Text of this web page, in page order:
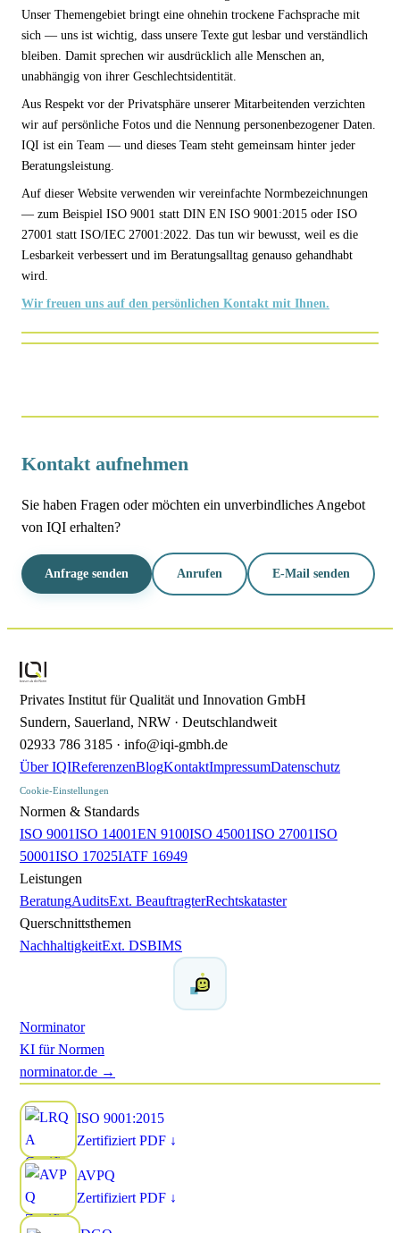
Unser Themengebiet bringt eine ohnehin trockene Fachsprache mit
sich — uns ist wichtig, dass unsere Texte gut lesbar und verständlich
bleiben. Damit sprechen wir ausdrücklich alle Menschen an,
unabhängig von ihrer Geschlechtsidentität.
Aus Respekt vor der Privatsphäre unserer Mitarbeitenden verzichten
wir auf persönliche Fotos und die Nennung personenbezogener Daten.
IQI ist ein Team — und dieses Team steht gemeinsam hinter jeder
Beratungsleistung.
Auf dieser Website verwenden wir vereinfachte Normbezeichnungen
— zum Beispiel ISO 9001 statt DIN EN ISO 9001:2015 oder ISO
27001 statt ISO/IEC 27001:2022. Das tun wir bewusst, weil es die
Lesbarkeit verbessert und im Beratungsalltag genauso gehandhabt
wird.
Wir freuen uns auf den persönlichen Kontakt mit Ihnen.
Kontakt aufnehmen
Sie haben Fragen oder möchten ein unverbindliches Angebot
von IQI erhalten?
Anfrage senden Anrufen E-Mail senden
Privates Institut für Qualität und Innovation GmbH
Sundern, Sauerland, NRW · Deutschlandweit
02933 786 3185 · info@iqi-gmbh.de
Über IQIReferenzenBlogKontaktImpressumDatenschutz
Cookie-Einstellungen
Normen & Standards
ISO 9001ISO 14001EN 9100ISO 45001ISO 27001ISO
50001ISO 17025IATF 16949
Leistungen
BeratungAuditsExt. BeauftragterRechtskataster
Querschnittsthemen
NachhaltigkeitExt. DSBIMS
Norminator
KI für Normen
norminator.de →
ISO 9001:2015
Zertifiziert PDF ↓
AVPQ
Zertifiziert PDF ↓